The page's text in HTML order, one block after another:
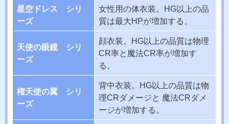
星空ドレス シリ
ーズ
女性用の体衣装。HG以上の品
質は最大HPが増加する。
天使の眼鏡 シリ
ーズ
顔衣装。HG以上の品質は物理
CR率と魔法CR率が増加す
る。
権天使の翼 シリ
ーズ
背中衣装。HG以上の品質は物
理CRダメージと 魔法CRダメ
ージが増加する。